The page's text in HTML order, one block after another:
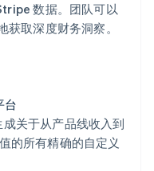
数据。团队可以
取深度财务洞察。
台
关于从产品线收入到
的所有精确的自定义